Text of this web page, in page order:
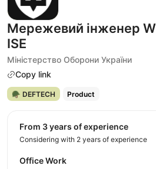
Мережевий інженер
ISE
Міністерство Оборони України
Copy link
🪖 DEFTECH Product
from 3 years of experience
Considering with 2 years of experience
Office Work